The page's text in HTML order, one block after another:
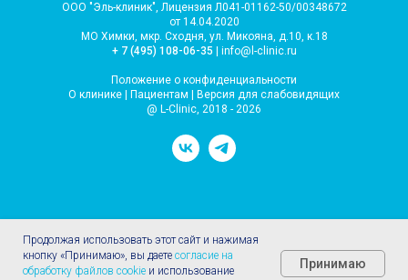
Продолжая использовать этот сайт и нажимая
кнопку «Принимаю», вы даете согласие на
обработку файлов cookie и использование
Принимаю
ООО "Эль-клиник", Лицензия Л041-01162-50/00348672
от 14.04.2020
МО Химки, мкр. Сходня, ул. Микояна, д.10, к.18
+ 7 (495) 108-06-35 | info@l-clinic.ru
Положение о конфиденциальности
О клинике
Пациентам
Версия для слабовидящих
@ L-Clinic, 2018 - 2026
ИМЕЮТСЯ ПРОТИВОПОКАЗАНИЯ.